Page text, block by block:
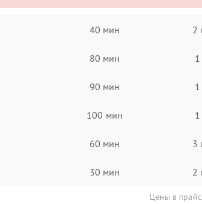
40 мин 2
80 мин 1
90 мин 1
100 мин 1
60 мин 3
30 мин 2
Цены в